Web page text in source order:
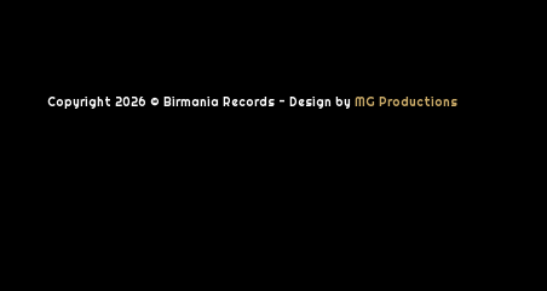
Copyright 2026 © Birmania Records - Design by MG Productions